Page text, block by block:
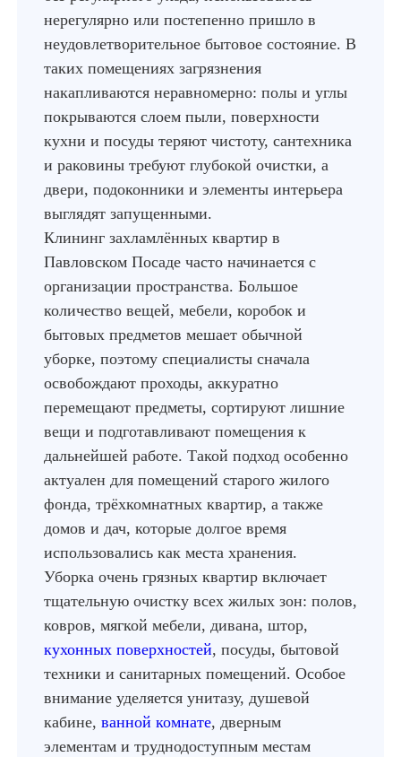
нерегулярно или постепенно пришло в
неудовлетворительное бытовое состояние. В
таких помещениях загрязнения
накапливаются неравномерно: полы и углы
покрываются слоем пыли, поверхности
кухни и посуды теряют чистоту, сантехника
и раковины требуют глубокой очистки, а
двери, подоконники и элементы интерьера
выглядят запущенными.
Клининг захламлённых квартир в
Павловском Посаде часто начинается с
организации пространства. Большое
количество вещей, мебели, коробок и
бытовых предметов мешает обычной
уборке, поэтому специалисты сначала
освобождают проходы, аккуратно
перемещают предметы, сортируют лишние
вещи и подготавливают помещения к
дальнейшей работе. Такой подход особенно
актуален для помещений старого жилого
фонда, трёхкомнатных квартир, а также
домов и дач, которые долгое время
использовались как места хранения.
Уборка очень грязных квартир включает
тщательную очистку всех жилых зон: полов,
ковров, мягкой мебели, дивана, штор,
кухонных поверхностей, посуды, бытовой
техники и санитарных помещений. Особое
внимание уделяется унитазу, душевой
кабине, ванной комнате, дверным
элементам и труднодоступным местам